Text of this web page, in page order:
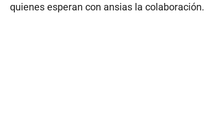
quienes esperan con ansias la colaboración.